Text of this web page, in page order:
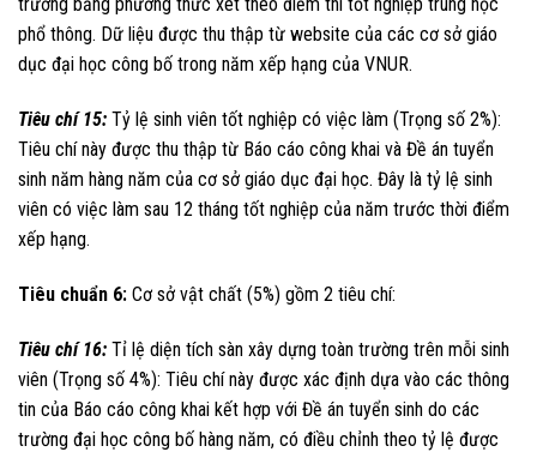
trường bằng phương thức xét theo điểm thi tốt nghiệp trung học
phổ thông. Dữ liệu được thu thập từ website của các cơ sở giáo
dục đại học công bố trong năm xếp hạng của VNUR.
Tiêu chí 15: Tỷ lệ sinh viên tốt nghiệp có việc làm (Trọng số 2%):
Tiêu chí này được thu thập từ Báo cáo công khai và Đề án tuyển
sinh năm hàng năm của cơ sở giáo dục đại học. Đây là tỷ lệ sinh
viên có việc làm sau 12 tháng tốt nghiệp của năm trước thời điểm
xếp hạng.
Tiêu chuẩn 6: Cơ sở vật chất (5%) gồm 2 tiêu chí:
Tiêu chí 16: Tỉ lệ diện tích sàn xây dựng toàn trường trên mỗi sinh
viên (Trọng số 4%): Tiêu chí này được xác định dựa vào các thông
tin của Báo cáo công khai kết hợp với Đề án tuyển sinh do các
trường đại học công bố hàng năm, có điều chỉnh theo tỷ lệ được